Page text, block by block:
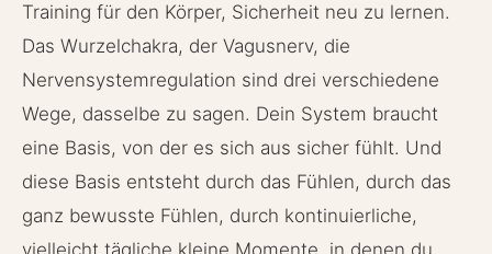
Training für den Körper, Sicherheit neu zu lernen.
Das Wurzelchakra, der Vagusnerv, die
Nervensystemregulation sind drei verschiedene
Wege, dasselbe zu sagen. Dein System braucht
eine Basis, von der es sich aus sicher fühlt. Und
diese Basis entsteht durch das Fühlen, durch das
ganz bewusste Fühlen, durch kontinuierliche,
vielleicht tägliche kleine Momente, in denen du